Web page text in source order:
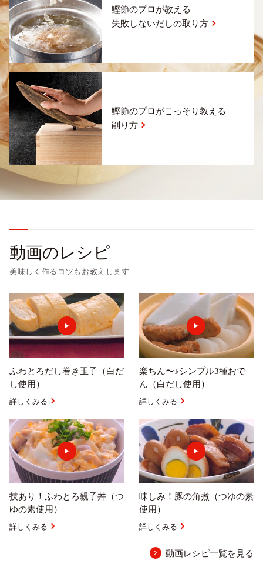
鰹節のプロが教える
失敗しないだしの取り方
鰹節のプロがこっそり教える
削り方
動画のレシピ
美味しく作るコツもお教えします
ふわとろだし巻き玉子（白だ
し使用）
詳しくみる
楽ちん〜♪シンプル3種おで
ん（白だし使用）
詳しくみる
技あり！ふわとろ親子丼（つ
ゆの素使用）
詳しくみる
味しみ！豚の角煮（つゆの素
使用）
詳しくみる
動画レシピ一覧を見る